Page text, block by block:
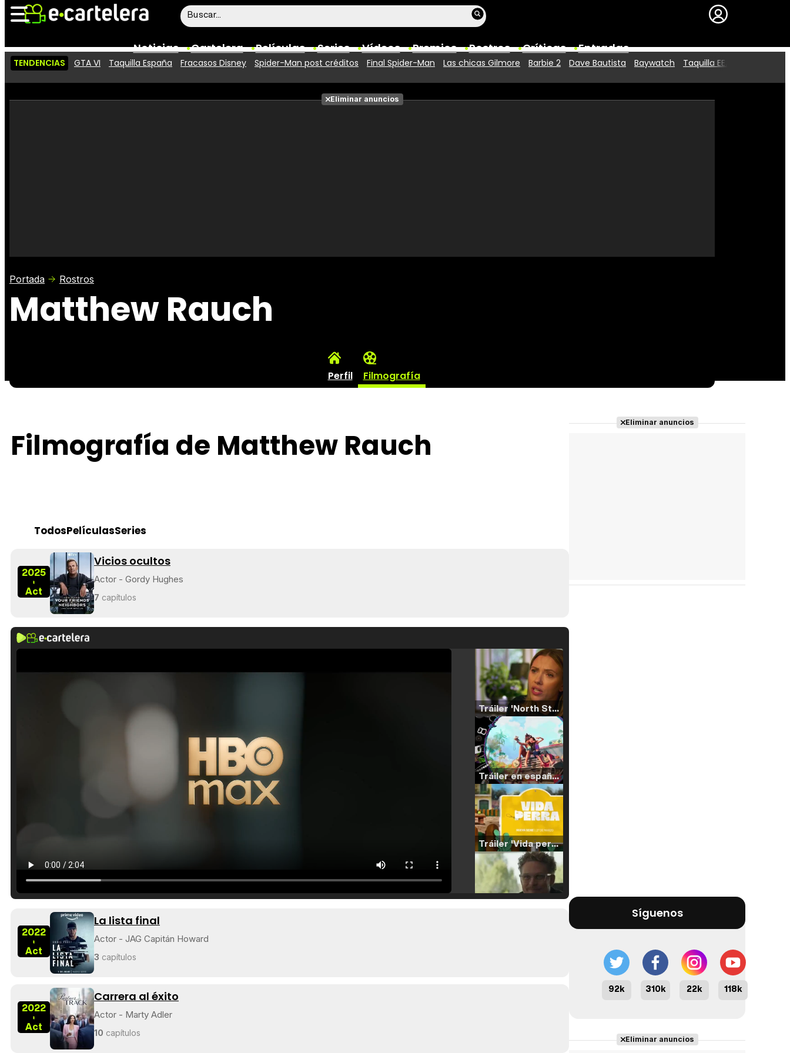
Noticias Cartelera Películas Series Vídeos Premios Rostros Críticas Entradas
Vídeos
Taquilla Fotos
Premios
TENDENCIAS GTA VI Taquilla España Fracasos Disney Spider-Man post créditos Final Spider-Man Las chicas Gilmore Barbie 2 Dave Bautista Baywatch Taquilla EE.UU.
Eliminar anuncios
Portada Rostros
Matthew Rauch
Perfil Filmografía
Filmografía de Matthew Rauch
TodosPelículasSeries
2025
-
Act
Vicios ocultos
Actor - Gordy Hughes
7 capítulos
Tráiler 'North Star' (2023)
Tráiler en español de 'La isla olvidada'
Tráiler 'Vida perra' (2026)
2022
-
Act
La lista final
Actor - JAG Capitán Howard
3 capítulos
2022
-
Act
Carrera al éxito
Actor - Marty Adler
10 capítulos
Eliminar anuncios
Síguenos
92k 310k 22k 118k
Eliminar anuncios